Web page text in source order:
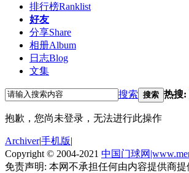
排行榜Ranklist
好友
分享Share
相册Album
日志Blog
文集
搜索 搜索 热搜:
抱歉，您尚未登录，无法进行此操作
Archiver|手机版|
Copyright © 2004-2021 中国门球网
免责声明: 本网不承担任何由内容提供商